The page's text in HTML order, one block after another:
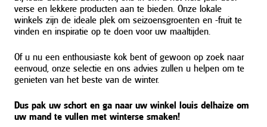
verse en lekkere producten aan te bieden. Onze lokale
winkels zijn de ideale plek om seizoensgroenten en -fruit te
vinden en inspiratie op te doen voor uw maaltijden.
Of u nu een enthousiaste kok bent of gewoon op zoek naar
eenvoud, onze selectie en ons advies zullen u helpen om te
genieten van het beste van de winter.
Dus pak uw schort en ga naar uw winkel louis delhaize om
uw mand te vullen met winterse smaken!